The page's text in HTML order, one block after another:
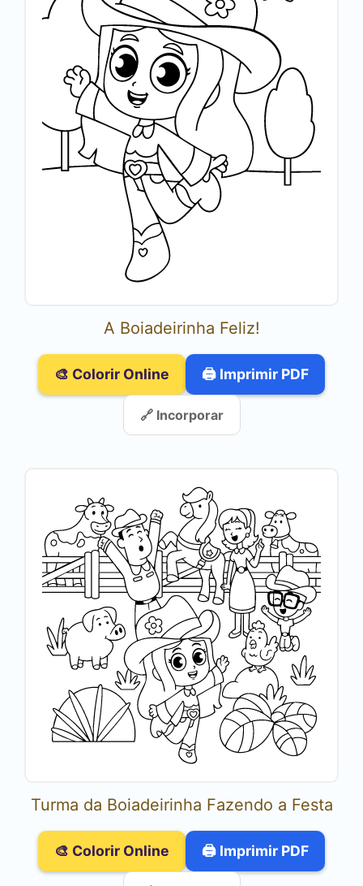
A Boiadeirinha Feliz!
🎨 Colorir Online 🖨️ Imprimir PDF
🔗 Incorporar
Turma da Boiadeirinha Fazendo a Festa
🎨 Colorir Online 🖨️ Imprimir PDF